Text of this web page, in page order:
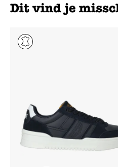
Dit vind je